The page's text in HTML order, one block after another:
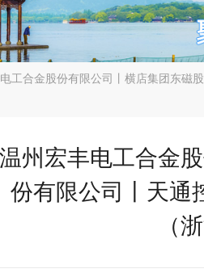
工合金股份有限公司丨横店集团东磁
温州宏丰电工合金
份有限公司丨天通
（